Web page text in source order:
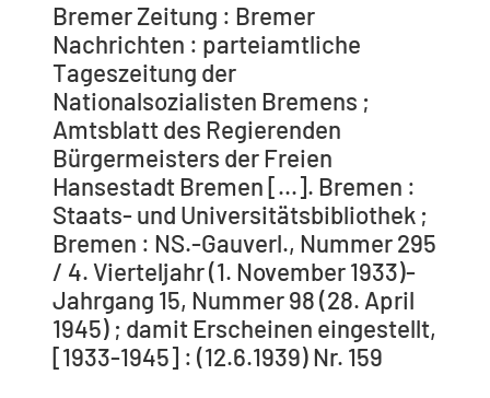
Bremer Zeitung : Bremer
Nachrichten : parteiamtliche
Tageszeitung der
Nationalsozialisten Bremens ;
Amtsblatt des Regierenden
Bürgermeisters der Freien
Hansestadt Bremen [...]. Bremen :
Staats- und Universitätsbibliothek ;
Bremen : NS.-Gauverl., Nummer 295
/ 4. Vierteljahr (1. November 1933)-
Jahrgang 15, Nummer 98 (28. April
1945) ; damit Erscheinen eingestellt,
[1933-1945] : (12.6.1939) Nr. 159